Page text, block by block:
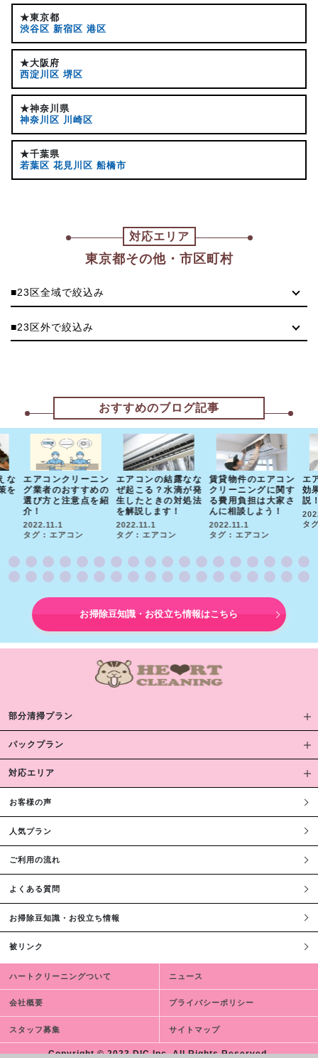
★東京都
渋谷区 新宿区 港区
★大阪府
西淀川区 堺区
★神奈川県
神奈川区 川崎区
★千葉県
若葉区 花見川区 船橋市
対応エリア
東京都その他・市区町村
■23区全域で絞込み
■23区外で絞込み
おすすめのブログ記事
な
を
エアコンクリーニン
グ業者のおすすめの
選び方と注意点を紹
介！
2022.11.1
タグ : エアコン
エアコンの結露なな
ぜ起こる？水滴が発
生したときの対処法
を解説します！
2022.11.1
タグ : エアコン
賃貸物件のエアコン
クリーニングに関す
る費用負担は大家さ
んに相談しよう！
2022.11.1
タグ : エアコン
エ
効
説
タ
お掃除豆知識・お役立ち情報はこちら
部分清掃プラン
パックプラン
対応エリア
お客様の声
人気プラン
ご利用の流れ
よくある質問
お掃除豆知識・お役立ち情報
被リンク
ハートクリーニングついて ニュース
会社概要 プライバシーポリシー
スタッフ募集 サイトマップ
Copyright © 2023 DIC,Inc. All Rights Reserved.